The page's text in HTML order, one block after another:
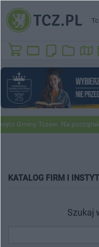
Tczew. Na początek
KATALOG FIRM I
Szukaj